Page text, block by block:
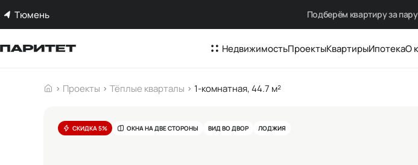
Тюмень Подберём квартиру за
НедвижимостьПроектыКвартирыИпотекаО
Проекты Тёплые кварталы 1-комнатная, 44.7 м²
СКИДКА 5% ОКНА НА ДВЕ СТОРОНЫ ВИД ВО ДВОР ЛОДЖИЯ